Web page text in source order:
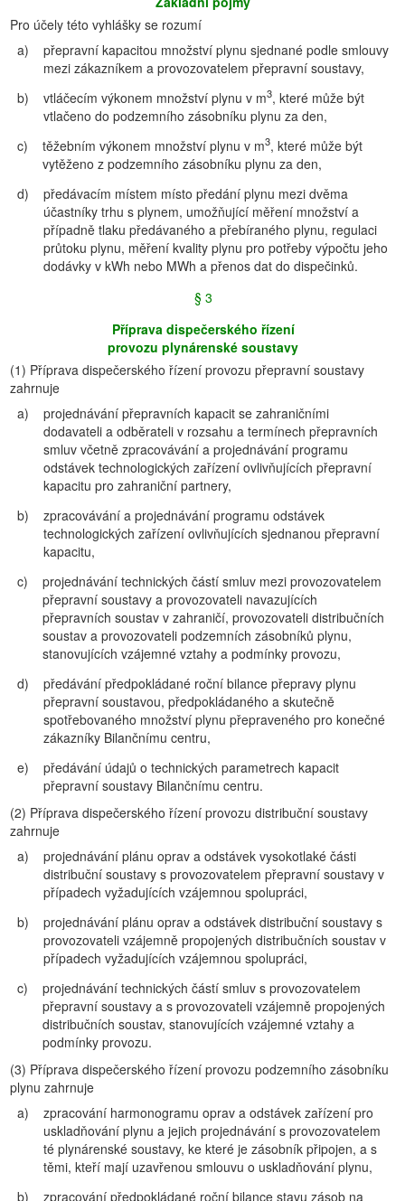
Pro účely této vyhlášky se rozumí
a)
přepravní kapacitou množství plynu sjednané podle smlouvy
mezi zákazníkem a provozovatelem přepravní soustavy,
b)
vtláčecím výkonem množství plynu v m3, které může být
vtlačeno do podzemního zásobníku plynu za den,
c)
těžebním výkonem množství plynu v m3, které může být
vytěženo z podzemního zásobníku plynu za den,
d)
předávacím místem místo předání plynu mezi dvěma
účastníky trhu s plynem, umožňující měření množství a
případně tlaku předávaného a přebíraného plynu, regulaci
průtoku plynu, měření kvality plynu pro potřeby výpočtu jeho
dodávky v kWh nebo MWh a přenos dat do dispečinků.
§ 3
Příprava dispečerského řízení
provozu plynárenské soustavy
(1) Příprava dispečerského řízení provozu přepravní soustavy
zahrnuje
a)
projednávání přepravních kapacit se zahraničními
dodavateli a odběrateli v rozsahu a termínech přepravních
smluv včetně zpracovávání a projednávání programu
odstávek technologických zařízení ovlivňujících přepravní
kapacitu pro zahraniční partnery,
b)
zpracovávání a projednávání programu odstávek
technologických zařízení ovlivňujících sjednanou přepravní
kapacitu,
c)
projednávání technických částí smluv mezi provozovatelem
přepravní soustavy a provozovateli navazujících
přepravních soustav v zahraničí, provozovateli distribučních
soustav a provozovateli podzemních zásobníků plynu,
stanovujících vzájemné vztahy a podmínky provozu,
d)
předávání předpokládané roční bilance přepravy plynu
přepravní soustavou, předpokládaného a skutečně
spotřebovaného množství plynu přepraveného pro konečné
zákazníky Bilančnímu centru,
e)
předávání údajů o technických parametrech kapacit
přepravní soustavy Bilančnímu centru.
(2) Příprava dispečerského řízení provozu distribuční soustavy
zahrnuje
a)
projednávání plánu oprav a odstávek vysokotlaké části
distribuční soustavy s provozovatelem přepravní soustavy v
případech vyžadujících vzájemnou spolupráci,
b)
projednávání plánu oprav a odstávek distribuční soustavy s
provozovateli vzájemně propojených distribučních soustav v
případech vyžadujících vzájemnou spolupráci,
c)
projednávání technických částí smluv s provozovatelem
přepravní soustavy a s provozovateli vzájemně propojených
distribučních soustav, stanovujících vzájemné vztahy a
podmínky provozu.
(3) Příprava dispečerského řízení provozu podzemního zásobníku
plynu zahrnuje
a)
zpracování harmonogramu oprav a odstávek zařízení pro
uskladňování plynu a jejich projednávání s provozovatelem
té plynárenské soustavy, ke které je zásobník připojen, a s
těmi, kteří mají uzavřenou smlouvu o uskladňování plynu,
b)
zpracování předpokládané roční bilance stavu zásob na